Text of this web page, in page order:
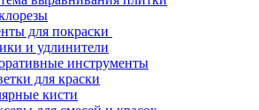
для покраски
и удлинители
инструменты
для краски
кисти